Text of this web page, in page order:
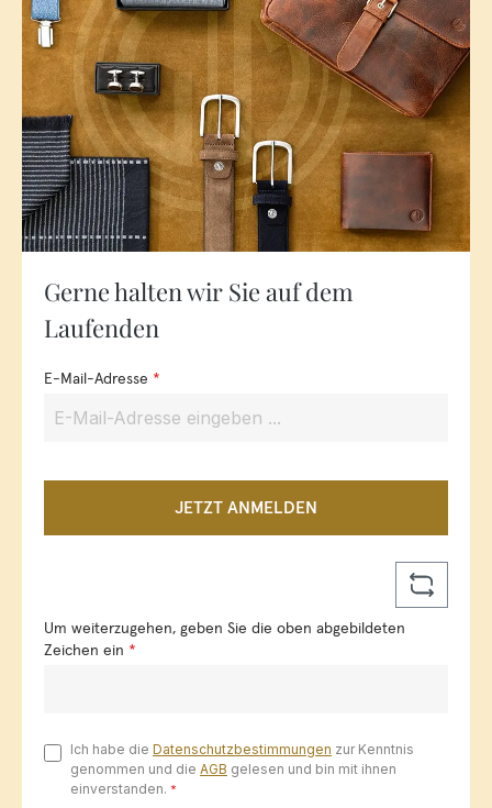
Gerne halten wir Sie auf dem
Laufenden
E-Mail-Adresse *
JETZT ANMELDEN
Um weiterzugehen, geben Sie die oben abgebildeten
Zeichen ein *
Ich habe die Datenschutzbestimmungen zur Kenntnis
genommen und die AGB gelesen und bin mit ihnen
einverstanden. *